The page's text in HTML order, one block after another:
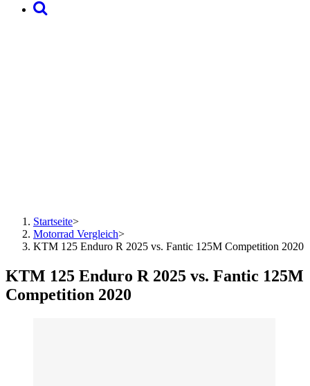
Startseite>
Motorrad Vergleich>
KTM 125 Enduro R 2025 vs. Fantic 125M Competition 2020
KTM 125 Enduro R 2025 vs. Fantic 125M
Competition 2020